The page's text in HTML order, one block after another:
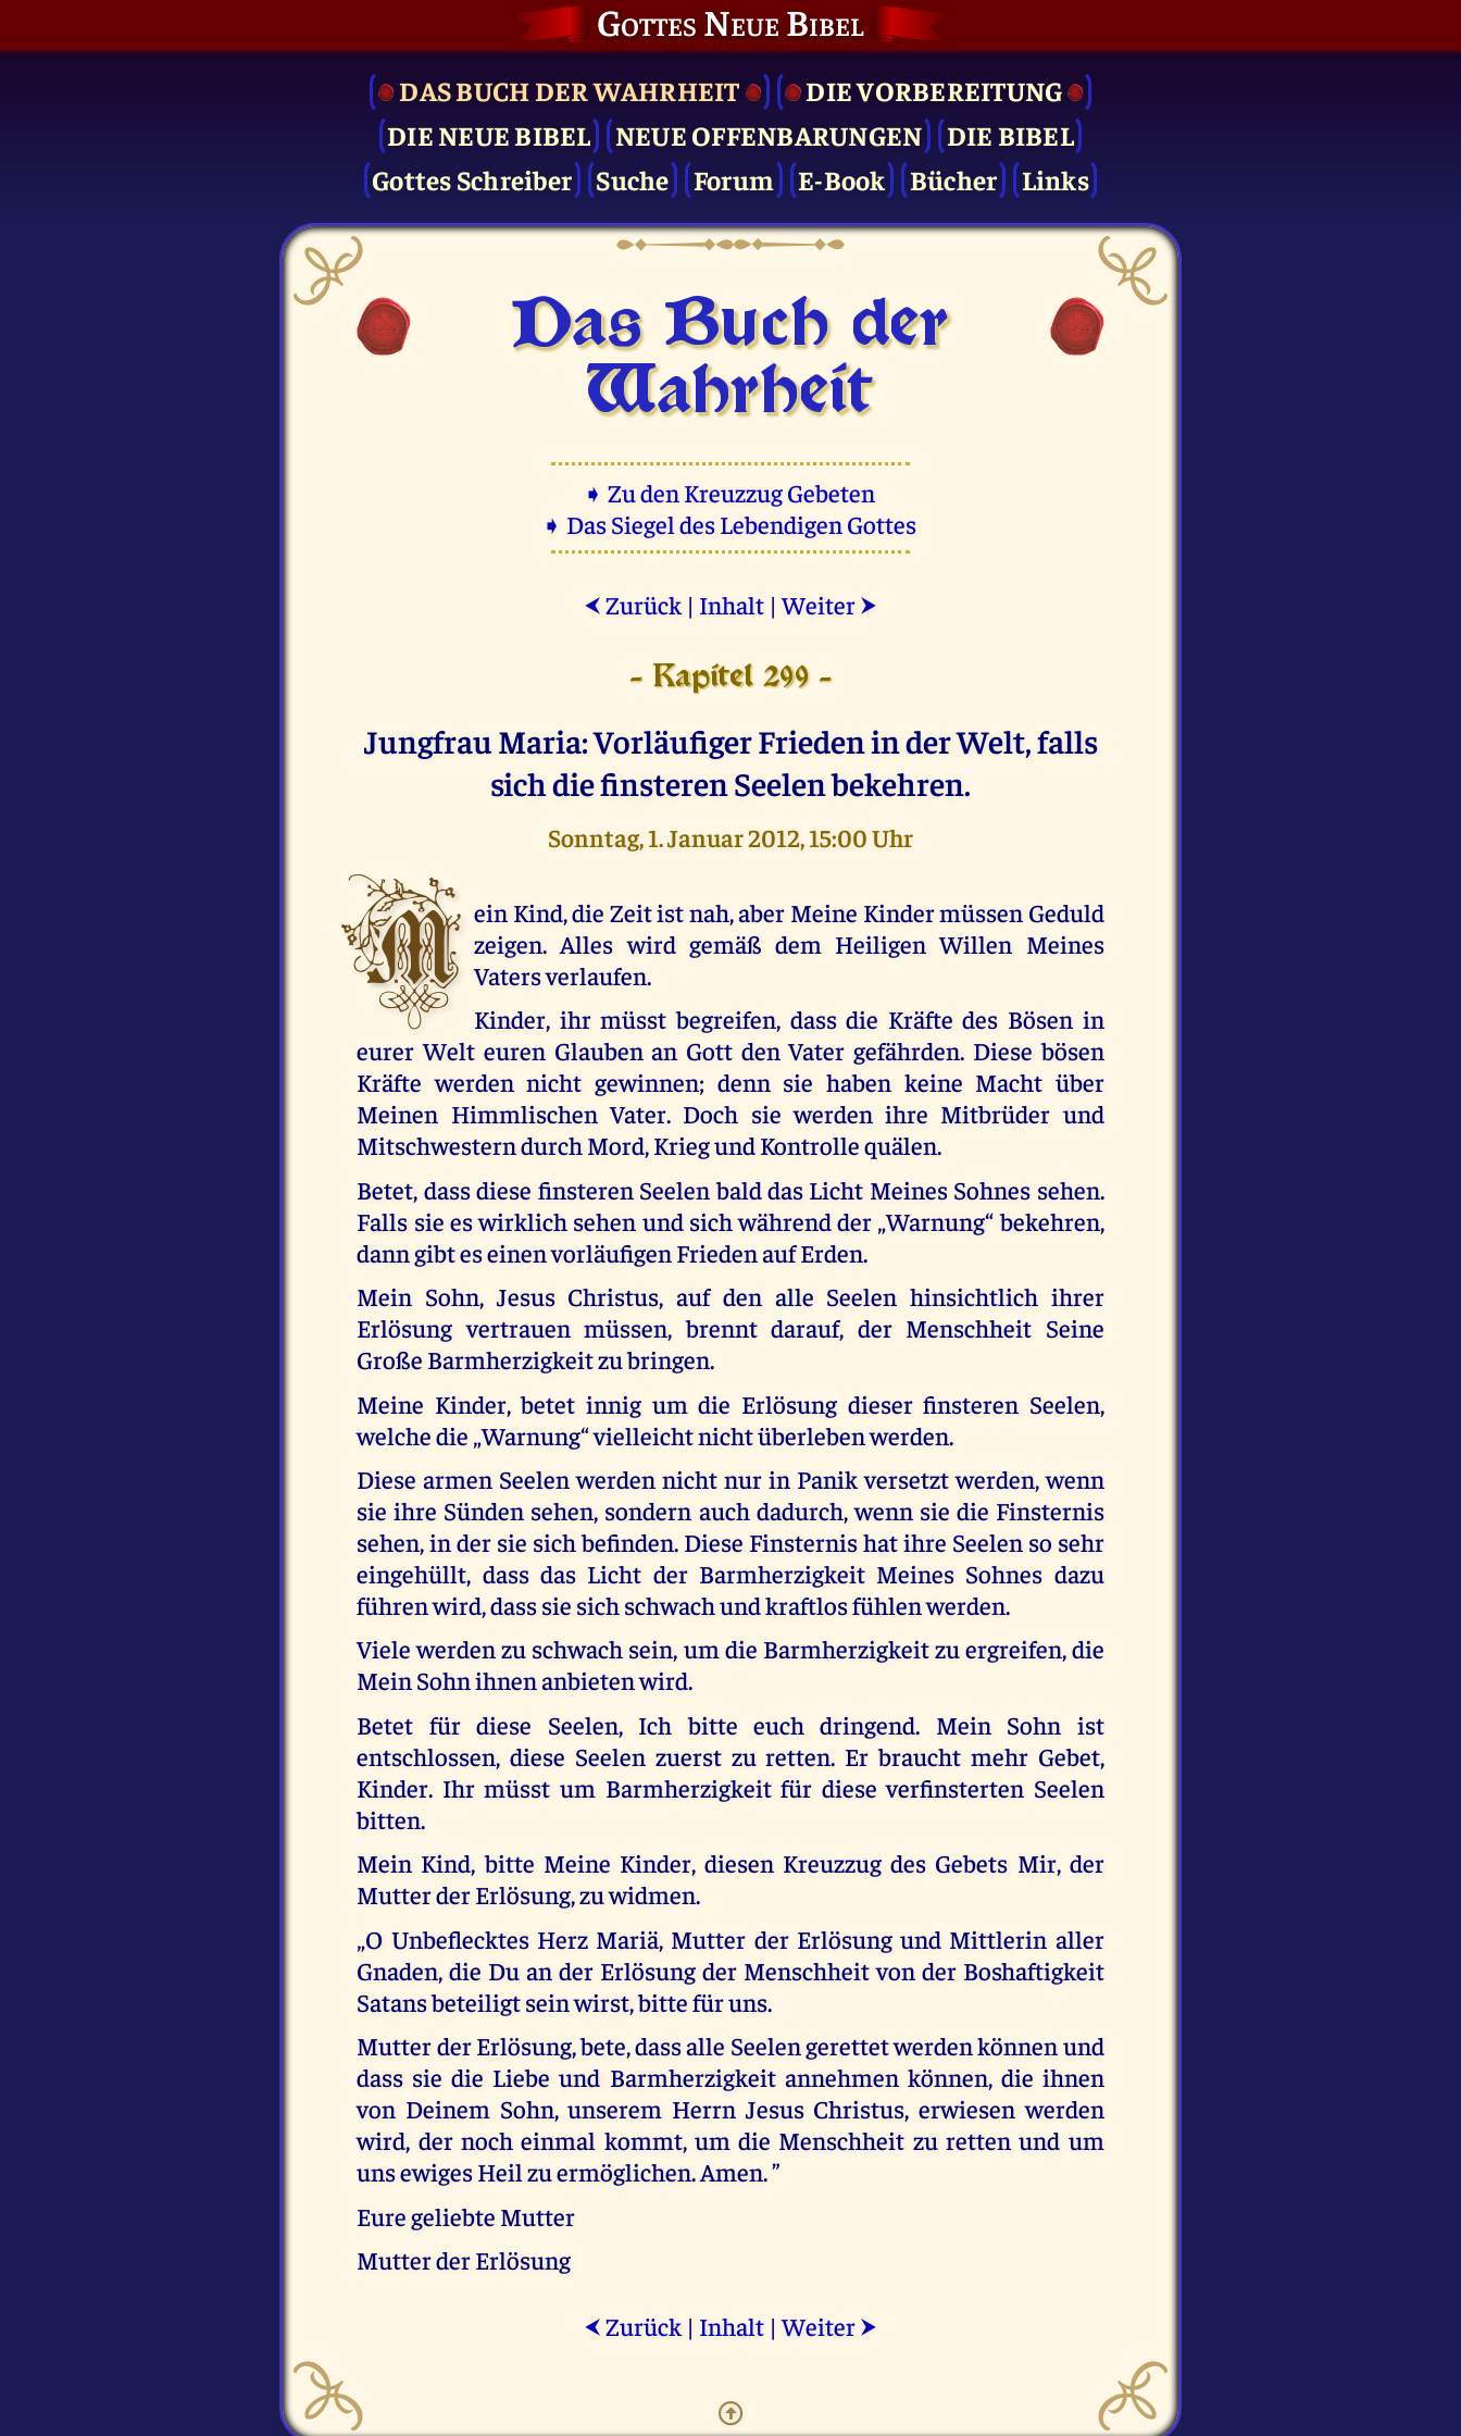
Gottes Neue Bibel
DAS BUCH DER WAHRHEIT
DIE VOR­BEREITUNG
DIE NEUE BIBEL
NEUE OFFENBARUNGEN
DIE BIBEL
Gottes Schreiber
Suche Forum E-Book Bücher Links
Das Buch der
Wahrheit
➧ Zu den Kreuzzug Gebeten
➧ Das Siegel des Lebendigen Gottes
⮜ Zurück | Inhalt |Weiter ⮞
- Kapitel 299 -
Jungfrau Maria: Vorläufiger Frieden in der Welt, falls
sich die finsteren Seelen bekehren.
Sonntag, 1. Januar 2012, 15:00 Uhr
M ein Kind, die Zeit ist nah, aber Meine Kinder müssen Geduld
zeigen. Alles wird gemäß dem Heiligen Willen Meines
Vaters verlaufen.
Kinder, ihr müsst begreifen, dass die Kräfte des Bösen in
eurer Welt euren Glauben an Gott den Vater gefährden. Diese bösen
Kräfte werden nicht gewinnen; denn sie haben keine Macht über
Meinen Himmlischen Vater. Doch sie werden ihre Mitbrüder und
Mitschwestern durch Mord, Krieg und Kontrolle quälen.
Betet, dass diese finsteren Seelen bald das Licht Meines Sohnes sehen.
Falls sie es wirklich sehen und sich während der „Warnung“ bekehren,
dann gibt es einen vorläufigen Frieden auf Erden.
Mein Sohn, Jesus Christus, auf den alle Seelen hinsichtlich ihrer
Erlösung vertrauen müssen, brennt darauf, der Menschheit Seine
Große Barmherzigkeit zu bringen.
Meine Kinder, betet innig um die Erlösung dieser finsteren Seelen,
welche die „Warnung“ vielleicht nicht überleben werden.
Diese armen Seelen werden nicht nur in Panik versetzt werden, wenn
sie ihre Sünden sehen, sondern auch dadurch, wenn sie die Finsternis
sehen, in der sie sich befinden. Diese Finsternis hat ihre Seelen so sehr
eingehüllt, dass das Licht der Barmherzigkeit Meines Sohnes dazu
führen wird, dass sie sich schwach und kraftlos fühlen werden.
Viele werden zu schwach sein, um die Barmherzigkeit zu ergreifen, die
Mein Sohn ihnen anbieten wird.
Betet für diese Seelen, Ich bitte euch dringend. Mein Sohn ist
entschlossen, diese Seelen zuerst zu retten. Er braucht mehr Gebet,
Kinder. Ihr müsst um Barmherzigkeit für diese verfinsterten Seelen
bitten.
Mein Kind, bitte Meine Kinder, diesen Kreuzzug des Gebets Mir, der
Mutter der Erlösung, zu widmen.
„O Unbeflecktes Herz Mariä, Mutter der Erlösung und Mittlerin aller
Gnaden, die Du an der Erlösung der Menschheit von der Boshaftigkeit
Satans beteiligt sein wirst, bitte für uns.
Mutter der Erlösung, bete, dass alle Seelen gerettet werden können und
dass sie die Liebe und Barmherzigkeit annehmen können, die ihnen
von Deinem Sohn, unserem Herrn Jesus Christus, erwiesen werden
wird, der noch einmal kommt, um die Menschheit zu retten und um
uns ewiges Heil zu ermöglichen. Amen. ”
Eure geliebte Mutter
Mutter der Erlösung
⮜ Zurück | Inhalt |Weiter ⮞